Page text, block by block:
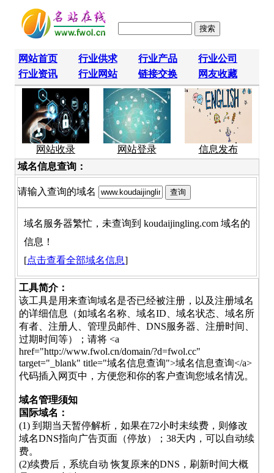
网站首页 行业供求 行业产品
行业公司
行业资讯
行业网站 链接交换 网友收藏
网站收录 网站登录
信息发布
域名信息查询：
请输入查询的域名
域名服务器繁忙，未查询到 koudaijingling.com 域名的
信息！
[点击查看全部域名信息]
工具简介：
该工具是用来查询域名是否已经被注册，以及注册域名
的详细信息（如域名名称、域名ID、域名状态、域名所
有者、注册人、管理员邮件、DNS服务器、注册时间、
过期时间等）；请将 <a
href="http://www.fwol.cn/domain/?d=fwol.cc"
target="_blank" title="域名信息查询">域名信息查询</a>
代码插入网页中，方便您和你的客户查询您域名情况。
域名管理须知
国际域名：
(1) 到期当天暂停解析，如果在72小时未续费，则修改
域名DNS指向广告页面（停放）；38天内，可以自动续
费。
(2)续费后，系统自动 恢复原来的DNS，刷新时间大概